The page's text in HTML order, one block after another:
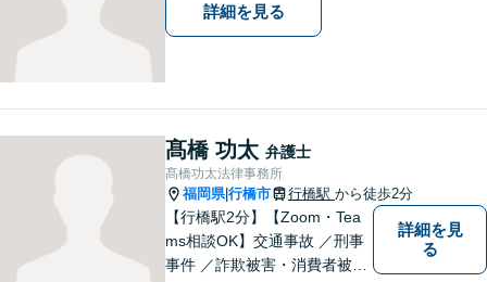
詳細を見る
髙橋 功太 弁護士
髙橋功太法律事務所
福岡県|行橋市 行橋駅 から徒歩2分
【行橋駅2分】【Zoom・Tea
ms相談OK】交通事故 ／刑事
事件 ／詐欺被害・消費者被害
詳細を見
る